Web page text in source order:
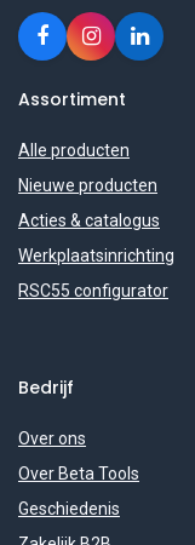
Assortiment
Alle producten
Nieuwe producten
Acties & catalogus
Werkplaatsinrichting
RSC55 configurator
Bedrijf
Over ons
Over Beta Tools
Geschiedenis